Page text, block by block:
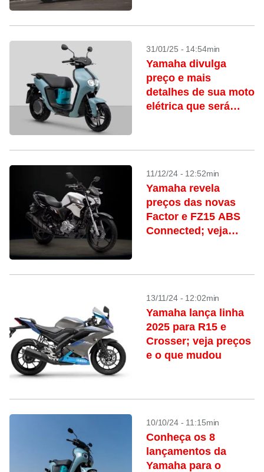
31/01/25 - 14:54min
Yamaha divulga
preço e mais
detalhes de sua moto
elétrica que será
11/12/24 - 12:52min
Yamaha revela
preços das novas
Factor e FZ15 ABS
Connected; veja
13/11/24 - 12:02min
Yamaha lança linha
2025 para R15 e
Crosser; veja preços
e o que mudou
10/10/24 - 11:15min
Conheça os 8
lançamentos da
Yamaha para o